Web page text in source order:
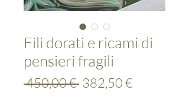
Fili dorati e ricami di
pensieri fragili
450,00 € Standardpreis
382,50 €Sale-